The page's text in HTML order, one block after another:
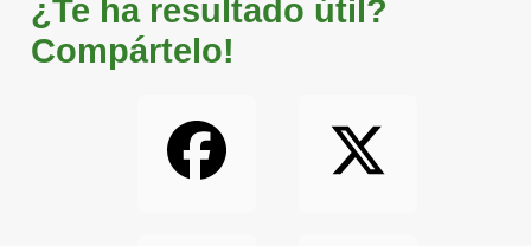
¿Te ha resultado útil?
Compártelo!